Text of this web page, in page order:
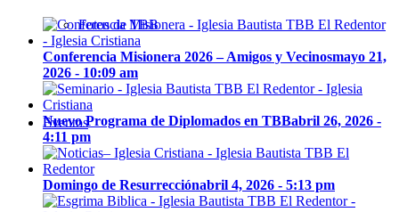
Fotos de TBB
Eventos
Conferencia Misionera 2026 – Amigos y Vecinosmayo 21,
2026 - 10:09 am
Nuevo Programa de Diplomados en TBBabril 26, 2026 -
4:11 pm
Domingo de Resurrecciónabril 4, 2026 - 5:13 pm